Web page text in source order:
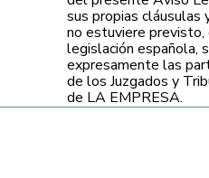
sus propias cláusulas
no estuviere previsto,
legislación española,
expresamente las
de los Juzgados y
de LA EMPRESA.